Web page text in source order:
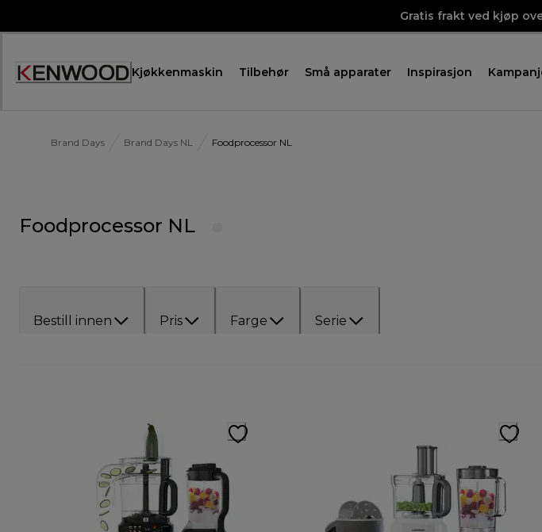
Gratis frakt ved kjøp
Kjøkkenmaskin Tilbehør Små apparater Inspirasjon
Brand Days Brand Days NL Foodprocessor NL
Foodprocessor NL
Bestill innen Pris Farge Serie